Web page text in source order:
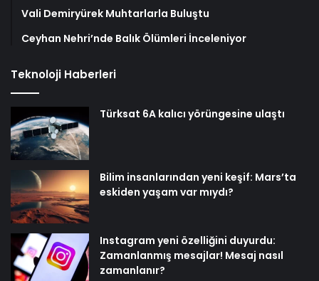
Vali Demiryürek Muhtarlarla Buluştu
Ceyhan Nehri’nde Balık Ölümleri İnceleniyor
Teknoloji Haberleri
Türksat 6A kalıcı yörüngesine ulaştı
Bilim insanlarından yeni keşif: Mars’ta
eskiden yaşam var mıydı?
Instagram yeni özelliğini duyurdu:
Zamanlanmış mesajlar! Mesaj nasıl
zamanlanır?